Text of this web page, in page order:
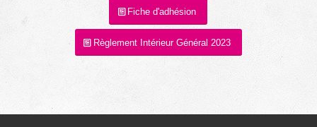
Fiche d'adhésion
Règlement Intérieur Général 2023